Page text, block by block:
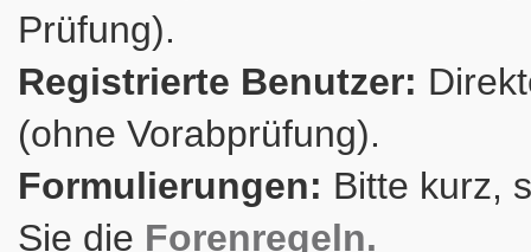
Prüfung).
Registrierte Benutzer:
(ohne Vorabprüfung).
Formulierungen: Bitte kurz,
Sie die Forenregeln.